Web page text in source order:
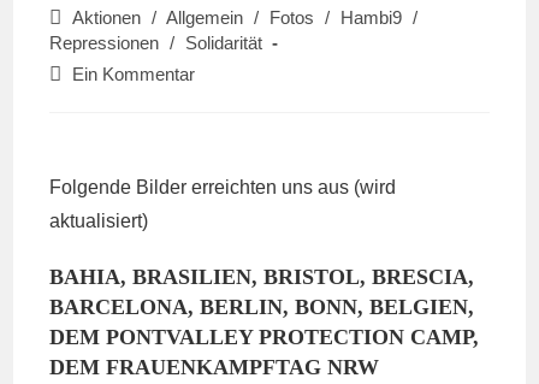
veröffentlicht:
Beitrags-
Kategorie:
Aktionen / Allgemein / Fotos / Hambi9 /
Repressionen /
Solidarität
Beitrags-
Ein Kommentar
Folgende Bilder erreichten uns aus (wird
aktualisiert)
BAHIA, BRASILIEN, BRISTOL, BRESCIA,
BARCELONA, BERLIN, BONN, BELGIEN,
DEM PONTVALLEY PROTECTION CAMP,
DEM FRAUENKAMPFTAG NRW